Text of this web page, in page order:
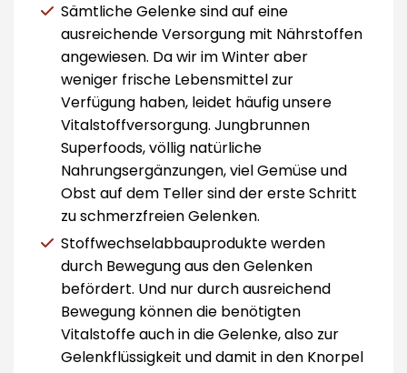
Sämtliche Gelenke sind auf eine
ausreichende Versorgung mit Nährstoffen
angewiesen. Da wir im Winter aber
weniger frische Lebensmittel zur
Verfügung haben, leidet häufig unsere
Vitalstoffversorgung. Jungbrunnen
Superfoods, völlig natürliche
Nahrungsergänzungen, viel Gemüse und
Obst auf dem Teller sind der erste Schritt
zu schmerzfreien Gelenken.
Stoffwechselabbauprodukte werden
durch Bewegung aus den Gelenken
befördert. Und nur durch ausreichend
Bewegung können die benötigten
Vitalstoffe auch in die Gelenke, also zur
Gelenkflüssigkeit und damit in den Knorpel